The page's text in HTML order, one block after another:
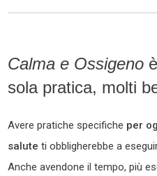
Calma e Ossigeno
sola pratica, molti
Avere pratiche specifiche per
salute ti obbligherebbe a
Anche avendone il tempo, più